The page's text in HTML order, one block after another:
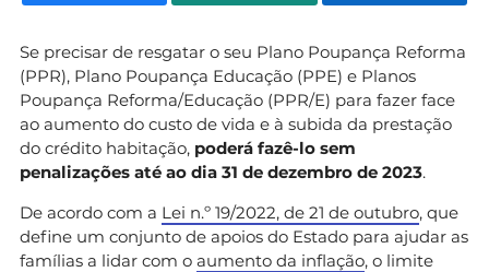
Se precisar de resgatar o seu Plano Poupança Reforma
(PPR), Plano Poupança Educação (PPE) e Planos
Poupança Reforma/Educação (PPR/E) para fazer face
ao aumento do custo de vida e à subida da prestação
do crédito habitação, poderá fazê-lo sem
penalizações até ao dia 31 de dezembro de 2023.
De acordo com a Lei n.º 19/2022, de 21 de outubro, que
define um conjunto de apoios do Estado para ajudar as
famílias a lidar com o aumento da inflação, o limite